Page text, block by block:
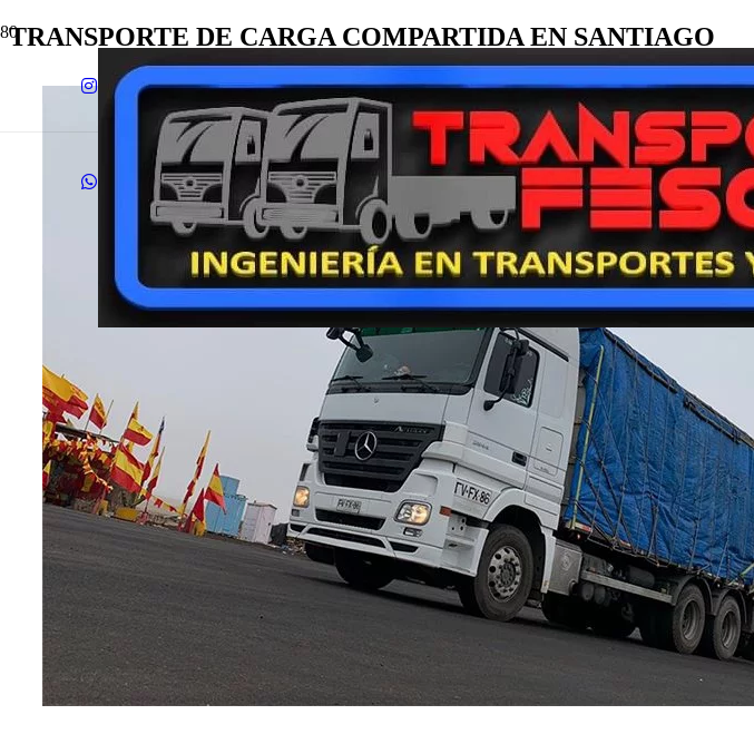
TRANSPORTE DE CARGA COMPARTIDA EN SANTIAGO